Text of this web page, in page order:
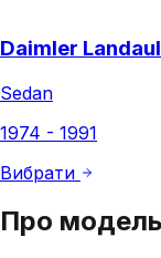
Daimler
Sedan
1974 - 1991
Вибрати
Про модель